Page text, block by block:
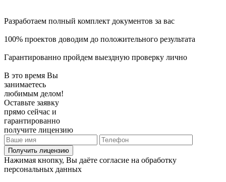
Разработаем полный комплект документов за вас
100% проектов доводим до положительного результата
Гарантированно пройдем выездную проверку лично
В это время Вы
занимаетесь
любимым делом!
Оставьте заявку
прямо сейчас и
гарантированно
получите лицензию
Получить лицензию
Нажимая кнопку, Вы даёте согласие на обработку
персональных данных